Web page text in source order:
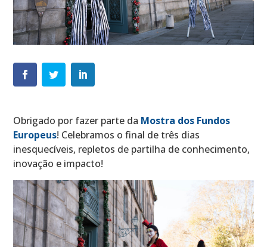
Obrigado por fazer parte da Mostra dos Fundos
Europeus! Celebramos o final de três dias
inesquecíveis, repletos de partilha de conhecimento,
inovação e impacto!